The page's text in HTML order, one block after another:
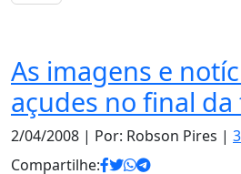
As imagens e
açudes no final
2/04/2008 | Por: Robson Pires |
Compartilhe: